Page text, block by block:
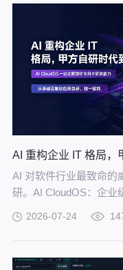
AI 重构企业 IT 格局，
AI 对软件行业最致命的
研。AI CloudOS：企业
2026-07-24